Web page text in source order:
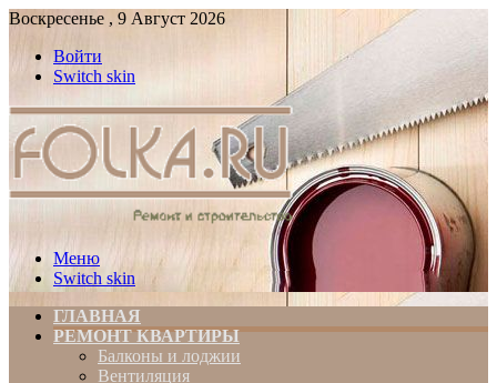
Воскресенье , 9 Август 2026
Войти
Switch skin
Меню
Switch skin
ГЛАВНАЯ
РЕМОНТ КВАРТИРЫ
Балконы и лоджии
Вентиляция